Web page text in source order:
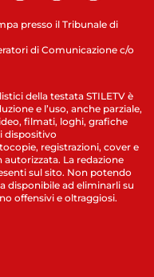
presso il Tribunale di
di Comunicazione c/o
della testata STILETV è
e l’uso, anche parziale,
filmati, loghi, grafiche
dispositivo
registrazioni, cover e
La redazione
sul sito. Non potendo
disponibile ad eliminarli su
offensivi e oltraggiosi.